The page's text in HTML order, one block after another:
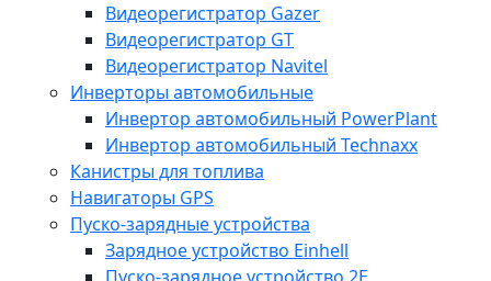
Видеорегистратор Gazer
Видеорегистратор GT
Видеорегистратор Navitel
Инверторы автомобильные
Инвертор автомобильный PowerPlant
Инвертор автомобильный Technaxx
Канистры для топлива
Навигаторы GPS
Пуско-зарядные устройства
Зарядное устройство Einhell